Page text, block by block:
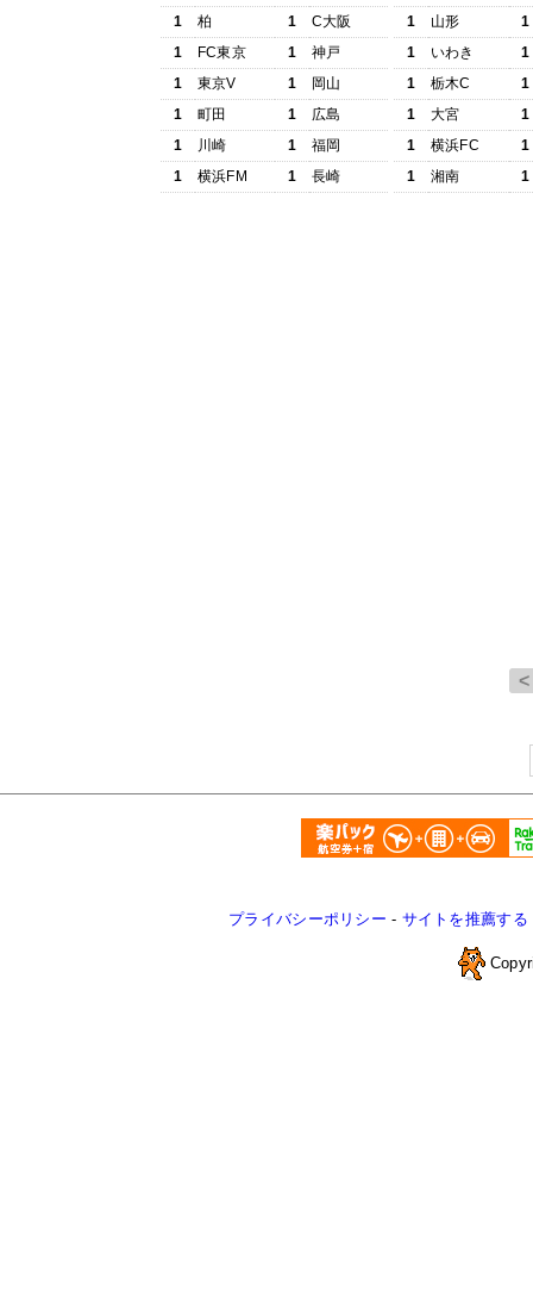
1
柏 1
C大阪
1
FC東京 1
神戸
1
東京V 1
岡山
1
町田 1
広島
1
川崎 1
福岡
1
横浜FM 1 長崎
1
山形
1
1
いわき
1
1
栃木C
1
1
大宮
1
1
横浜FC
1
1
湘南 1
プライバシーポリシー - サイトを推薦する